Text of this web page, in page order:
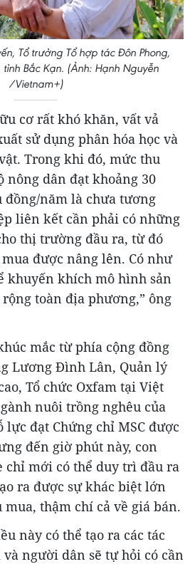
Tổ trưởng Tổ hợp tác Đôn Phong,
tỉnh Bắc Kạn. (Ảnh: Hạnh Nguyễn
/Vietnam+)
cơ rất khó khăn, vất vả
sử dụng phân hóa học và
Trong khi đó, mức thu
nông dân đạt khoảng 30
năm là chưa tương
liên kết cần phải có những
thị trường đầu ra, từ đó
được nâng lên. Có như
khuyến khích mô hình sản
toàn địa phương,” ông
mắc từ phía cộng đồng
Lương Đình Lân, Quản lý
Tổ chức Oxfam tại Việt
nuôi trồng nghêu của
lực đạt Chứng chỉ MSC được
đến giờ phút này, con
chỉ mới có thể duy trì đầu ra
ra được sự khác biệt lớn
thậm chí cả về giá bán.
này có thể tạo ra các tác
người dân sẽ tự hỏi có cần